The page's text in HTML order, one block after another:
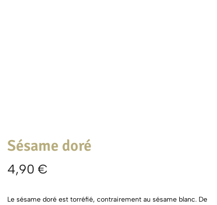
Sésame doré
4,90 €
Le sésame doré est torréfié, contrairement au sésame blanc. De